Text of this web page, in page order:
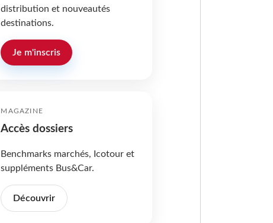
distribution et nouveautés
destinations.
Je m'inscris
MAGAZINE
Accès dossiers
Benchmarks marchés, Icotour et
suppléments Bus&Car.
Découvrir